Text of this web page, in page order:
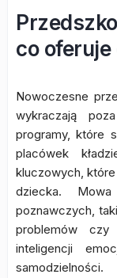
co
Nowoczesne
wykraczają
programy, które
placówek
kluczowych,
dziecka.
poznawczych,
problemów
inteligencji